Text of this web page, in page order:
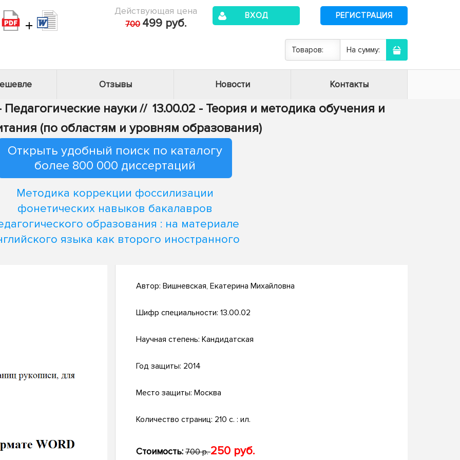
+
Действующая цена
700 499 руб.
ВХОД РЕГИСТРАЦИЯ
Товаров: На сумму:
Отзывы Новости Контакты
Педагогические науки // 13.00.02 - Теория и методика обучения и
(по областям и уровням образования)
Открыть удобный поиск по каталогу
более 800 000 диссертаций
Методика коррекции фоссилизации
фонетических навыков бакалавров
образования : на материале
языка как второго иностранного
Автор: Вишневская, Екатерина Михайловна
Шифр специальности: 13.00.02
Научная степень: Кандидатская
Год защиты: 2014
Место защиты: Москва
Количество страниц: 210 с. : ил.
Стоимость: 700 р.250 руб.